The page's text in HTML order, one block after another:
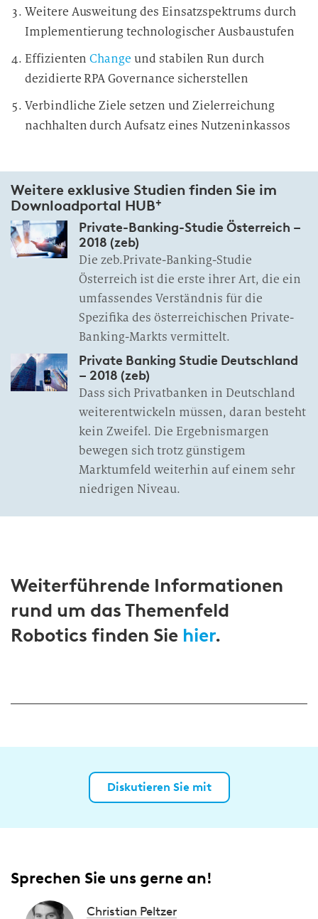
Weitere Ausweitung des Einsatzspektrums durch
Implementierung technologischer Ausbaustufen
EffizientenChange und stabilen Run durch
dezidierte RPA Governance sicherstellen
Verbindliche Ziele setzen und Zielerreichung
nachhalten durch Aufsatz eines Nutzeninkassos
Weitere exklusive Studien finden Sie im
Downloadportal HUB+
Private-Banking-Studie Österreich –
2018 (zeb)
Die zeb.Private-Banking-Studie
Österreich ist die erste ihrer Art, die ein
umfassendes Verständnis für die
Spezifika des österreichischen Private-
Banking-Markts vermittelt.
Private Banking Studie Deutschland
– 2018 (zeb)
Dass sich Privatbanken in Deutschland
weiterentwickeln müssen, daran besteht
kein Zweifel. Die Ergebnismargen
bewegen sich trotz günstigem
Marktumfeld weiterhin auf einem sehr
niedrigen Niveau.
Weiterführende Informationen
rund um das Themenfeld
Robotics finden Sie hier.
Diskutieren Sie mit
Sprechen Sie uns gerne an!
Christian Peltzer